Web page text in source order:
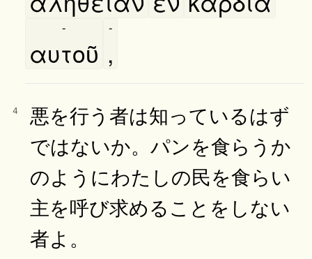
αυτοῦ
-
,
-
4
悪を行う者は知っているはず
ではないか。パンを食らうか
のようにわたしの民を食らい
主を呼び求めることをしない
者よ。